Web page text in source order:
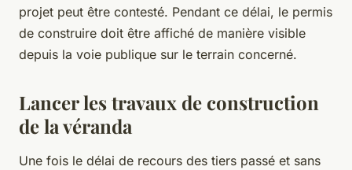
projet peut être contesté. Pendant ce délai, le permis
de construire doit être affiché de manière visible
depuis la voie publique sur le terrain concerné.
Lancer les travaux de construction
de la véranda
Une fois le délai de recours des tiers passé et sans